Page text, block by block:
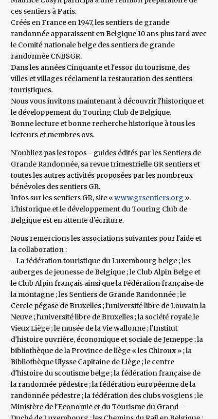
ces sentiers à Paris.
Créés en France en 1947, les sentiers de grande
randonnée apparaissent en Belgique 10 ans plus tard avec
le Comité nationale belge des sentiers de grande
randonnée CNBSGR.
Dans les années Cinquante et l'essor du tourisme, des
villes et villages réclament la restauration des sentiers
touristiques.
Nous vous invitons maintenant à découvrir l'historique et
le développement du Touring Club de Belgique.
Bonne lecture et bonne recherche historique à tous les
lecteurs et membres ovs.
N'oubliez pas les topos - guides édités par les Sentiers de
Grande Randonnée, sa revue trimestrielle GR sentiers et
toutes les autres activités proposées par les nombreux
bénévoles des sentiers GR.
Infos sur les sentiers GR, site «www.grsentiers.org ».
L'historique et le développement du Touring Club de
Belgique est en attente d'écriture.
Nous remercions les associations suivantes pour l'aide et
la collaboration :
- La fédération touristique du Luxembourg belge ; les
auberges de jeunesse de Belgique ; le Club Alpin Belge et
le Club Alpin français ainsi que la Fédération française de
la montagne ; les Sentiers de Grande Randonnée ; le
Cercle pégase de Bruxelles ; l'université libre de Louvain la
Neuve ; l'université libre de Bruxelles ; la société royale le
Vieux Liège ; le musée de la Vie wallonne ; l'Institut
d'histoire ouvrière, économique et sociale de Jemeppe ; la
bibliothèque de la Province de liège « les Chiroux » ; la
Bibliothèque Ulysse Capitaine de Liège ; le centre
d'histoire du scoutisme belge ; la fédération française de
la randonnée pédestre ; la fédération européenne de la
randonnée pédestre ; la fédération des clubs vosgiens ; le
Ministère de l'Economie et du Tourisme du Grand -